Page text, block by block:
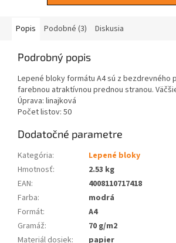
Popis Podobné (3) Diskusia
Podrobný popis
Lepené bloky formátu A4 sú z bezdrevného
farebnou atraktívnou prednou stranou.
Úprava: linajková
Počet listov: 50
Dodatočné parametre
Kategória:
Lepené bloky
Hmotnosť:
2.53 kg
EAN:
4008110717418
Farba:
modrá
Formát:
A4
Gramáž:
70 g/m2
Materiál dosiek:
papier